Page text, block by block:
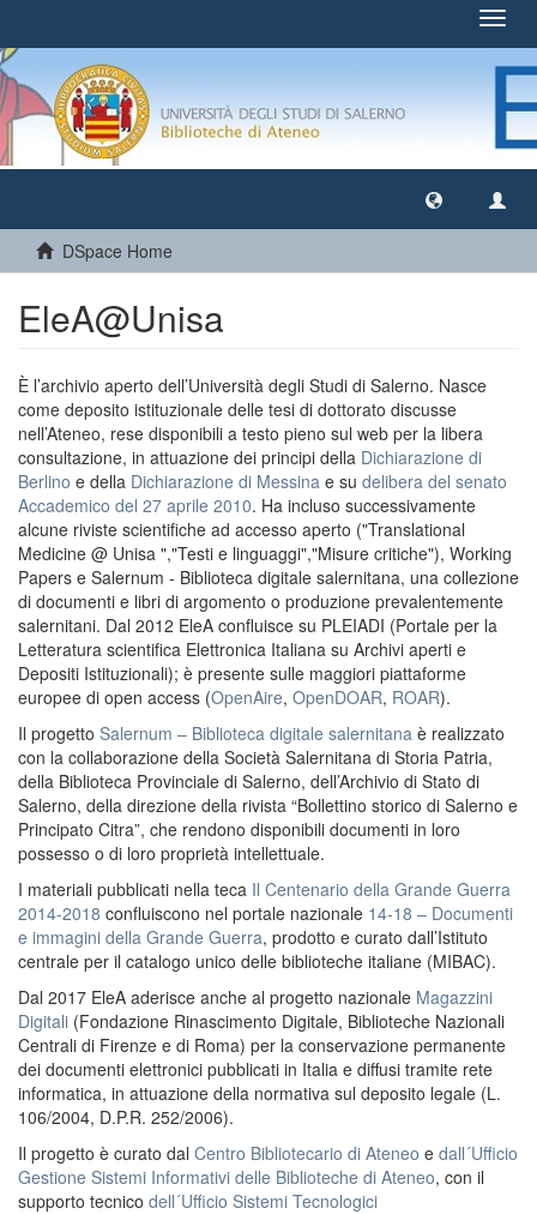
DSpace Home
EleA@Unisa
È l’archivio aperto dell’Università degli Studi di Salerno. Nasce
come deposito istituzionale delle tesi di dottorato discusse
nell’Ateneo, rese disponibili a testo pieno sul web per la libera
consultazione, in attuazione dei principi della Dichiarazione di
Berlino e della Dichiarazione di Messina e su delibera del senato
Accademico del 27 aprile 2010. Ha incluso successivamente
alcune riviste scientifiche ad accesso aperto ("Translational
Medicine @ Unisa ","Testi e linguaggi","Misure critiche"), Working
Papers e Salernum - Biblioteca digitale salernitana, una collezione
di documenti e libri di argomento o produzione prevalentemente
salernitani. Dal 2012 EleA confluisce su PLEIADI (Portale per la
Letteratura scientifica Elettronica Italiana su Archivi aperti e
Depositi Istituzionali); è presente sulle maggiori piattaforme
europee di open access (OpenAire, OpenDOAR, ROAR).
Il progetto Salernum – Biblioteca digitale salernitana è realizzato
con la collaborazione della Società Salernitana di Storia Patria,
della Biblioteca Provinciale di Salerno, dell’Archivio di Stato di
Salerno, della direzione della rivista “Bollettino storico di Salerno e
Principato Citra”, che rendono disponibili documenti in loro
possesso o di loro proprietà intellettuale.
I materiali pubblicati nella teca Il Centenario della Grande Guerra
2014-2018 confluiscono nel portale nazionale 14-18 – Documenti
e immagini della Grande Guerra, prodotto e curato dall’Istituto
centrale per il catalogo unico delle biblioteche italiane (MIBAC).
Dal 2017 EleA aderisce anche al progetto nazionale Magazzini
Digitali (Fondazione Rinascimento Digitale, Biblioteche Nazionali
Centrali di Firenze e di Roma) per la conservazione permanente
dei documenti elettronici pubblicati in Italia e diffusi tramite rete
informatica, in attuazione della normativa sul deposito legale (L.
106/2004, D.P.R. 252/2006).
Il progetto è curato dal Centro Bibliotecario di Ateneo e dall´Ufficio
Gestione Sistemi Informativi delle Biblioteche di Ateneo, con il
supporto tecnico dell´Ufficio Sistemi Tecnologici